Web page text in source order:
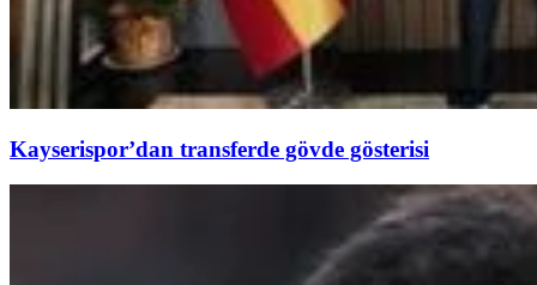
Kayserispor’dan transferde gövde gösterisi